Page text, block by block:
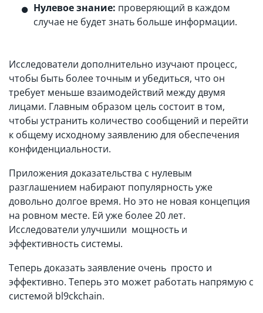
Нулевое знание: проверяющий в каждом
случае не будет знать больше информации.
Исследователи дополнительно изучают процесс,
чтобы быть более точным и убедиться, что он
требует меньше взаимодействий между двумя
лицами. Главным образом цель состоит в том,
чтобы устранить количество сообщений и перейти
к общему исходному заявлению для обеспечения
конфиденциальности.
Приложения доказательства с нулевым
разглашением набирают популярность уже
довольно долгое время. Но это не новая концепция
на ровном месте. Ей уже более 20 лет.
Исследователи улучшили мощность и
эффективность системы.
Теперь доказать заявление очень просто и
эффективно. Теперь это может работать напрямую с
системой bl9ckchain.